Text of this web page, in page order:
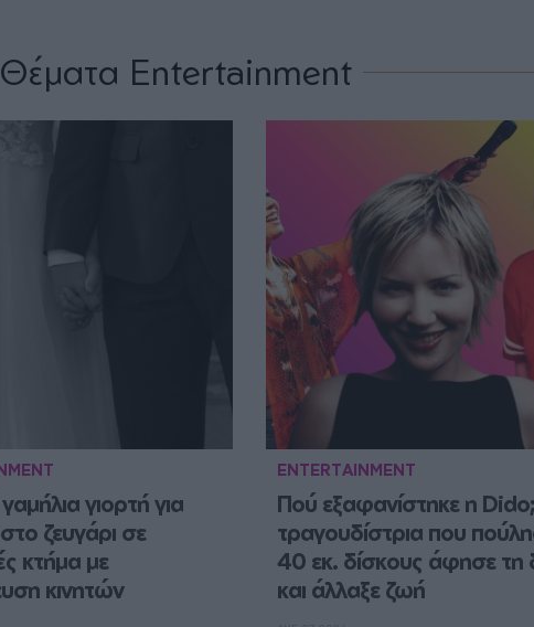
Entertainment
γιορτή για
ζευγάρι σε
κτήμα με
κινητών
ENTERTAINMENT
Πού εξαφανίστηκε η
τραγουδίστρια που
40 εκ. δίσκους άφησε τη
και άλλαξε ζωή